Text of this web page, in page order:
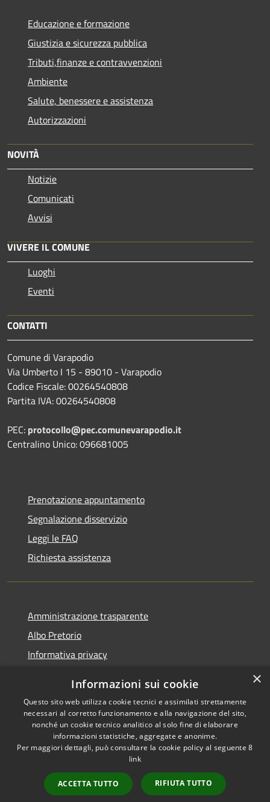
Educazione e formazione
Giustizia e sicurezza pubblica
Tributi,finanze e contravvenzioni
Ambiente
Salute, benessere e assistenza
Autorizzazioni
NOVITÀ
Notizie
Comunicati
Avvisi
VIVERE IL COMUNE
Luoghi
Eventi
CONTATTI
Comune di Varapodio
Via Umberto I 15 - 89010 - Varapodio
Codice Fiscale: 00264540808
Partita IVA: 00264540808
PEC: protocollo@pec.comunevarapodio.it
Centralino Unico: 096681005
Prenotazione appuntamento
Segnalazione disservizio
Leggi le FAQ
Richiesta assistenza
Amministrazione trasparente
Albo Pretorio
Informativa privacy
Dichiarazione di accessibilità
RSS
Copyright © 2026 • Comune di
Municipium•
Accesso
redazione
×
Informazioni sui cookie
Questo sito web utilizza cookie tecnici e assimilati strettamente
necessari al corretto funzionamento e alla navigazione del sito,
nonché un cookie tecnico analitico al solo fine di elaborare
informazioni statistiche, aggregate e anonime.
Per maggiori dettagli, può consultare la cookie policy al seguente8
link
ACCETTA TUTTO RIFIUTA TUTTO